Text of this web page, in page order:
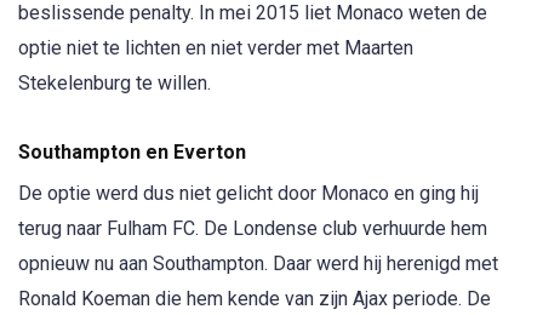
beslissende penalty. In mei 2015 liet Monaco weten de
optie niet te lichten en niet verder met Maarten
Stekelenburg te willen.
Southampton en Everton
De optie werd dus niet gelicht door Monaco en ging hij
terug naar Fulham FC. De Londense club verhuurde hem
opnieuw nu aan Southampton. Daar werd hij herenigd met
Ronald Koeman die hem kende van zijn Ajax periode. De